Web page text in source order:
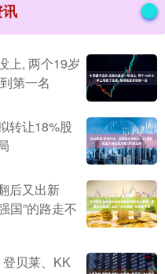
上, 两个19岁
第一名
转让18%股
后又出新
国”的路走不
贝莱、KK